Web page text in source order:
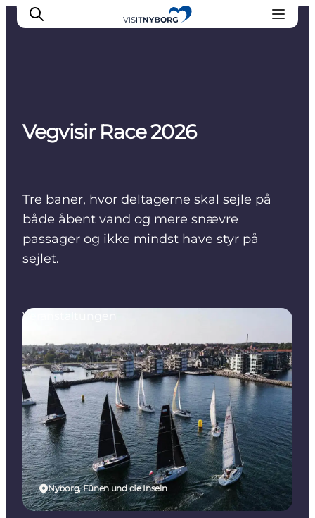
Erlebnisse in Nyborg
Outdoor
Reiseplanung
Buchen & kaufen
Vegvisir Race 2026
Tre baner, hvor deltagerne skal sejle på
både åbent vand og mere snævre
passager og ikke mindst have styr på
sejlet.
Nyborg, Fünen und die Inseln
Veranstaltungen